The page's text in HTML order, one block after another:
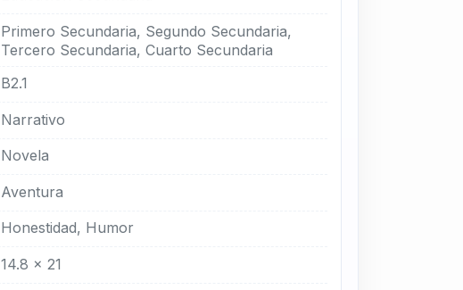
Primero Secundaria, Segundo Secundaria,
Tercero Secundaria, Cuarto Secundaria
B2.1
Narrativo
Novela
Aventura
Honestidad, Humor
14.8 x 21